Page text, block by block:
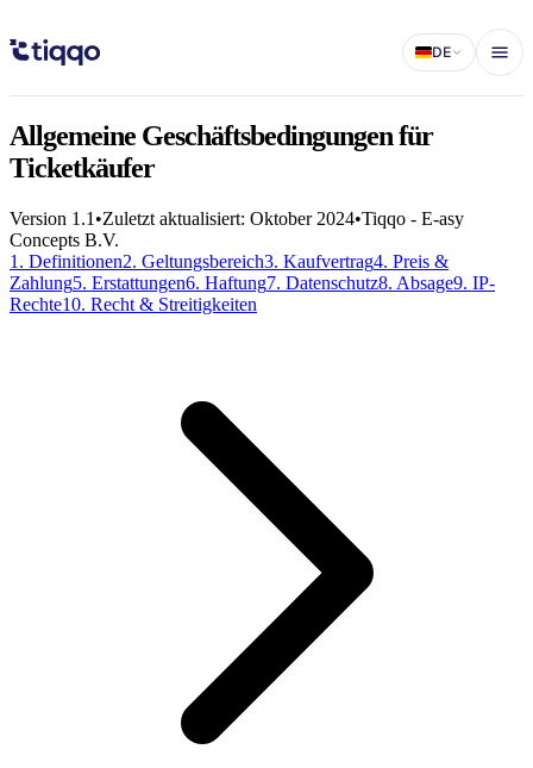
DE
Allgemeine Geschäftsbedingungen für
Ticketkäufer
Version 1.1 •Zuletzt aktualisiert: Oktober 2024•Tiqqo - E-asy
Concepts B.V.
1. Definitionen2. Geltungsbereich3. Kaufvertrag4. Preis &
Zahlung5. Erstattungen6. Haftung7. Datenschutz8. Absage9. IP-
Rechte10. Recht & Streitigkeiten